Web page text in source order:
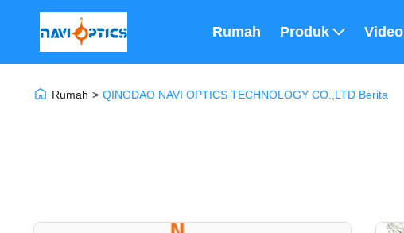
Rumah Produk Video
Rumah > QINGDAO NAVI OPTICS TECHNOLOGY CO.,LTD Berita